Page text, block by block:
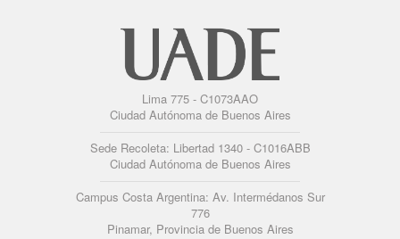
Lima 775 - C1073AAO
Ciudad Autónoma de Buenos Aires
Sede Recoleta: Libertad 1340 - C1016ABB
Ciudad Autónoma de Buenos Aires
Campus Costa Argentina: Av. Intermédanos Sur
776
Pinamar, Provincia de Buenos Aires